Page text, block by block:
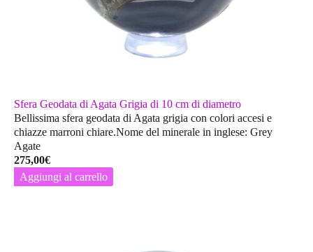
Sfera Geodata di Agata Grigia di 10 cm di diametro
Bellissima sfera geodata di Agata grigia con colori accesi e
chiazze marroni chiare.Nome del minerale in inglese: Grey
Agate
275,00€
Aggiungi al carrello